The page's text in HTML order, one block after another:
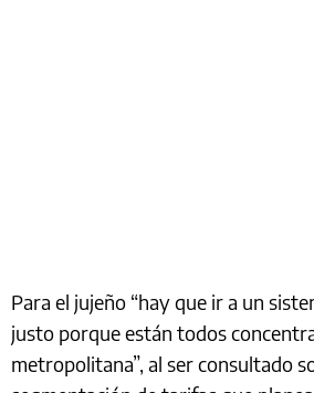
Para el jujeño “hay que ir a un
justo porque están todos
metropolitana”, al ser consultado